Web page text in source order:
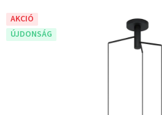
5-
ből
AKCIÓ
ÚJDONSÁG